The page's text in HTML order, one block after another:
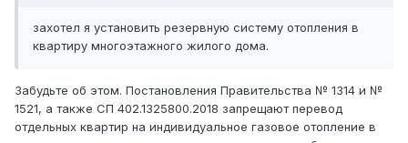
захотел я установить резервную систему отопления в
квартиру многоэтажного жилого дома.
Забудьте об этом. Постановления Правительства № 1314 и №
1521, а также СП 402.1325800.2018 запрещают перевод
отдельных квартир на индивидуальное газовое отопление в